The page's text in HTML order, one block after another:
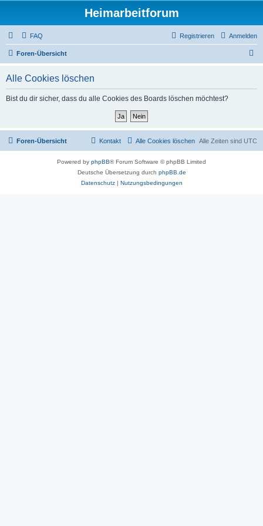
Heimarbeitforum
FAQ Anmelden
Registrieren
Foren-Übersicht
Alle Cookies löschen
Bist du dir sicher, dass du alle Cookies des Boards löschen möchtest?
Foren-Übersicht Alle Zeiten sind UTC
Alle Cookies löschen
Kontakt
Powered by phpBB® Forum Software © phpBB Limited
Deutsche Übersetzung durch phpBB.de
Datenschutz| Nutzungsbedingungen